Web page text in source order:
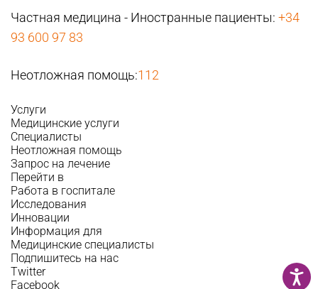
Частная медицина - Иностранные пациенты: +34
93 600 97 83
Неотложная помощь:112
Услуги
Медицинские услуги
Специалисты
Неотложная помощь
Запрос на лечение
Перейти в
Работа в госпитале
Исследования
Инновации
Информация для
Медицинские специалисты
Подпишитесь на нас
Twitter
Facebook